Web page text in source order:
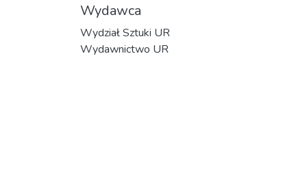
Wydawca
Wydział Sztuki UR
Wydawnictwo UR